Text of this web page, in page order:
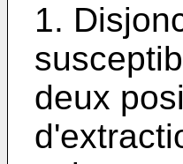
1.
deux